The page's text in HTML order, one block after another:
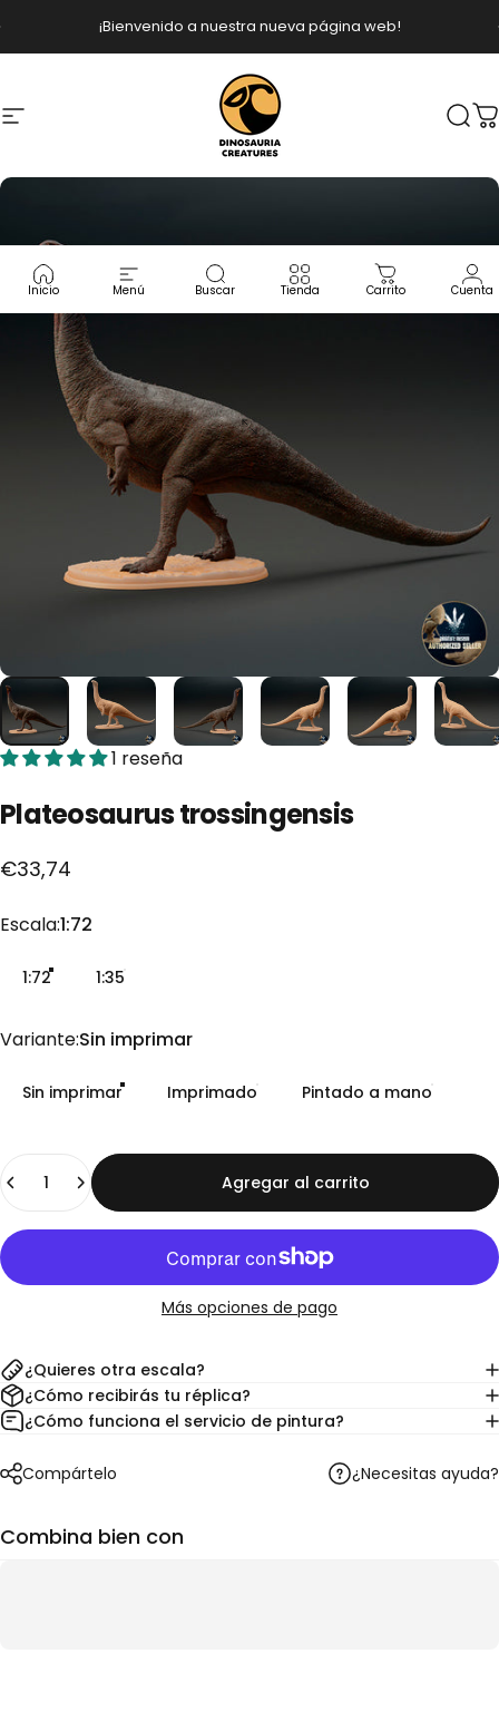
¡Bienvenido a nuestra nueva página web!
diapositivas pausa
Navegación Dinosauria Creatures
Inicio Menú Buscar Tienda Carrito Cuenta
1 reseña
Plateosaurustrossingensis
€33,74
Escala
Escala:1:72
1:72 1:35
Variante
Variante:Sin imprimar
Sin imprimar Imprimado Pintado a mano
Agregar al carrito
Más opciones de pago
¿Quieres otra escala?
¿Cómo recibirás tu réplica?
¿Cómo funciona el servicio de pintura?
Compártelo ¿Necesitas ayuda?
Combina bien con